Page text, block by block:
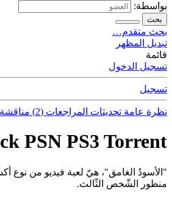
بواسطة:
بحث
بحث متقدم…
تبديل المظهر
قائمة
تسجيل الدخول
تسجيل
نظرة عامة تحديثات المراجعات (2) مناقشة
PSN PS3 Torrent
"الأسودُ الغامق"، هيّ لعبة فيديو من
منظور الشّخص الثّالث.